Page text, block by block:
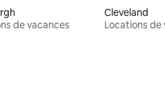
de vacances
Cleveland
Locations de